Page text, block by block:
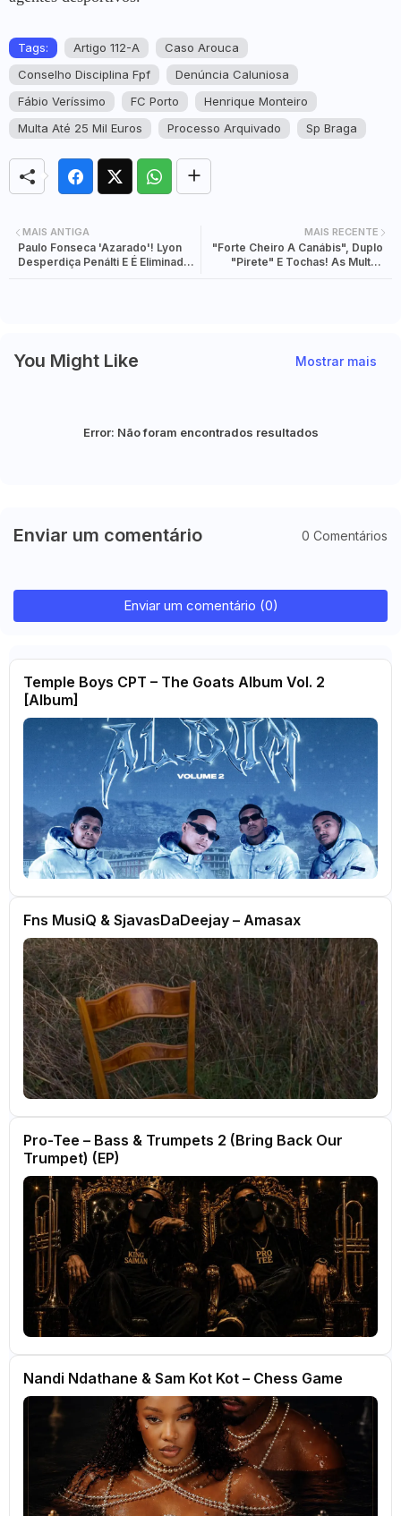
Tags: Artigo 112-A
Caso Arouca
Conselho Disciplina Fpf
Denúncia Caluniosa
Fábio Veríssimo
FC Porto
Henrique Monteiro
Multa Até 25 Mil Euros
Processo Arquivado Sp Braga
MAIS RECENTE
"Forte Cheiro A Canábis", Duplo
"Pirete" E Tochas! As Multas
MAIS ANTIGA
Paulo Fonseca 'Azarado'! Lyon
Desperdiça Penálti E É Eliminado
You Might Like Mostrar mais
Error: Não foram encontrados resultados
Enviar um comentário 0 Comentários
Enviar um comentário (0)
Temple Boys CPT – The Goats Album Vol. 2
[Album]
Fns MusiQ & SjavasDaDeejay – Amasax
Pro-Tee – Bass & Trumpets 2 (Bring Back Our
Trumpet) (EP)
Nandi Ndathane & Sam Kot Kot – Chess Game